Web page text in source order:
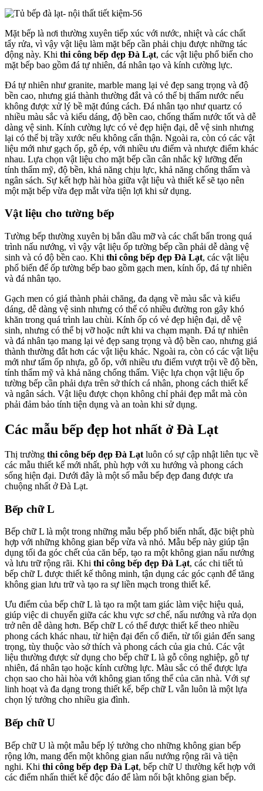
Mặt bếp là nơi thường xuyên tiếp xúc với nước, nhiệt và các chất
tẩy rửa, vì vậy vật liệu làm mặt bếp cần phải chịu được những tác
động này. Khi thi công bếp đẹp Đà Lạt, các vật liệu phổ biến cho
mặt bếp bao gồm đá tự nhiên, đá nhân tạo và kính cường lực.
Đá tự nhiên như granite, marble mang lại vẻ đẹp sang trọng và độ
bền cao, nhưng giá thành thường đắt và có thể bị thấm nước nếu
không được xử lý bề mặt đúng cách. Đá nhân tạo như quartz có
nhiều màu sắc và kiểu dáng, độ bền cao, chống thấm nước tốt và dễ
dàng vệ sinh. Kính cường lực có vẻ đẹp hiện đại, dễ vệ sinh nhưng
lại có thể bị trầy xước nếu không cẩn thận. Ngoài ra, còn có các vật
liệu mới như gạch ốp, gỗ ép, với nhiều ưu điểm và nhược điểm khác
nhau. Lựa chọn vật liệu cho mặt bếp cần cân nhắc kỹ lưỡng đến
tính thẩm mỹ, độ bền, khả năng chịu lực, khả năng chống thấm và
ngân sách. Sự kết hợp hài hòa giữa vật liệu và thiết kế sẽ tạo nên
một mặt bếp vừa đẹp mắt vừa tiện lợi khi sử dụng.
Vật liệu cho tường bếp
Tường bếp thường xuyên bị bắn dầu mỡ và các chất bẩn trong quá
trình nấu nướng, vì vậy vật liệu ốp tường bếp cần phải dễ dàng vệ
sinh và có độ bền cao. Khi thi công bếp đẹp Đà Lạt, các vật liệu
phổ biến để ốp tường bếp bao gồm gạch men, kính ốp, đá tự nhiên
và đá nhân tạo.
Gạch men có giá thành phải chăng, đa dạng về màu sắc và kiểu
dáng, dễ dàng vệ sinh nhưng có thể có nhiều đường ron gây khó
khăn trong quá trình lau chùi. Kính ốp có vẻ đẹp hiện đại, dễ vệ
sinh, nhưng có thể bị vỡ hoặc nứt khi va chạm mạnh. Đá tự nhiên
và đá nhân tạo mang lại vẻ đẹp sang trọng và độ bền cao, nhưng giá
thành thường đắt hơn các vật liệu khác. Ngoài ra, còn có các vật liệu
mới như tấm ốp nhựa, gỗ ốp, với nhiều ưu điểm vượt trội về độ bền,
tính thẩm mỹ và khả năng chống thấm. Việc lựa chọn vật liệu ốp
tường bếp cần phải dựa trên sở thích cá nhân, phong cách thiết kế
và ngân sách. Vật liệu được chọn không chỉ phải đẹp mắt mà còn
phải đảm bảo tính tiện dụng và an toàn khi sử dụng.
Các mẫu bếp đẹp hot nhất ở Đà Lạt
Thị trường thi công bếp đẹp Đà Lạt luôn có sự cập nhật liên tục về
các mẫu thiết kế mới nhất, phù hợp với xu hướng và phong cách
sống hiện đại. Dưới đây là một số mẫu bếp đẹp đang được ưa
chuộng nhất ở Đà Lạt.
Bếp chữ L
Bếp chữ L là một trong những mẫu bếp phổ biến nhất, đặc biệt phù
hợp với những không gian bếp vừa và nhỏ. Mẫu bếp này giúp tận
dụng tối đa góc chết của căn bếp, tạo ra một không gian nấu nướng
và lưu trữ rộng rãi. Khi thi công bếp đẹp Đà Lạt, các chi tiết tủ
bếp chữ L được thiết kế thông minh, tận dụng các góc cạnh để tăng
không gian lưu trữ và tạo ra sự liền mạch trong thiết kế.
Ưu điểm của bếp chữ L là tạo ra một tam giác làm việc hiệu quả,
giúp việc di chuyển giữa các khu vực sơ chế, nấu nướng và rửa dọn
trở nên dễ dàng hơn. Bếp chữ L có thể được thiết kế theo nhiều
phong cách khác nhau, từ hiện đại đến cổ điển, từ tối giản đến sang
trọng, tùy thuộc vào sở thích và phong cách của gia chủ. Các vật
liệu thường được sử dụng cho bếp chữ L là gỗ công nghiệp, gỗ tự
nhiên, đá nhân tạo hoặc kính cường lực. Màu sắc có thể được lựa
chọn sao cho hài hòa với không gian tổng thể của căn nhà. Với sự
linh hoạt và đa dạng trong thiết kế, bếp chữ L vẫn luôn là một lựa
chọn lý tưởng cho nhiều gia đình.
Bếp chữ U
Bếp chữ U là một mẫu bếp lý tưởng cho những không gian bếp
rộng lớn, mang đến một không gian nấu nướng rộng rãi và tiện
nghi. Khi thi công bếp đẹp Đà Lạt, bếp chữ U thường kết hợp với
các điểm nhấn thiết kế độc đáo để làm nổi bật không gian bếp.